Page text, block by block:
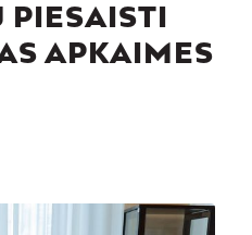
PIESAISTI
APKAIMES